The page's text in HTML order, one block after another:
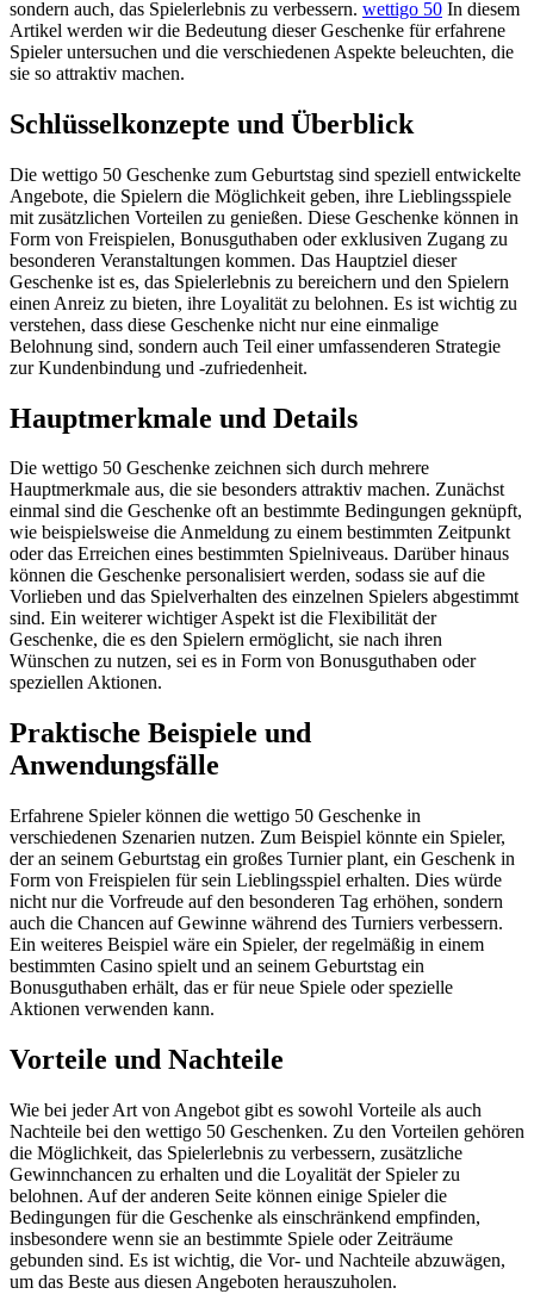
sondern auch, das Spielerlebnis zu verbessern. wettigo 50 In diesem
Artikel werden wir die Bedeutung dieser Geschenke für erfahrene
Spieler untersuchen und die verschiedenen Aspekte beleuchten, die
sie so attraktiv machen.
Schlüsselkonzepte und Überblick
Die wettigo 50 Geschenke zum Geburtstag sind speziell entwickelte
Angebote, die Spielern die Möglichkeit geben, ihre Lieblingsspiele
mit zusätzlichen Vorteilen zu genießen. Diese Geschenke können in
Form von Freispielen, Bonusguthaben oder exklusiven Zugang zu
besonderen Veranstaltungen kommen. Das Hauptziel dieser
Geschenke ist es, das Spielerlebnis zu bereichern und den Spielern
einen Anreiz zu bieten, ihre Loyalität zu belohnen. Es ist wichtig zu
verstehen, dass diese Geschenke nicht nur eine einmalige
Belohnung sind, sondern auch Teil einer umfassenderen Strategie
zur Kundenbindung und -zufriedenheit.
Hauptmerkmale und Details
Die wettigo 50 Geschenke zeichnen sich durch mehrere
Hauptmerkmale aus, die sie besonders attraktiv machen. Zunächst
einmal sind die Geschenke oft an bestimmte Bedingungen geknüpft,
wie beispielsweise die Anmeldung zu einem bestimmten Zeitpunkt
oder das Erreichen eines bestimmten Spielniveaus. Darüber hinaus
können die Geschenke personalisiert werden, sodass sie auf die
Vorlieben und das Spielverhalten des einzelnen Spielers abgestimmt
sind. Ein weiterer wichtiger Aspekt ist die Flexibilität der
Geschenke, die es den Spielern ermöglicht, sie nach ihren
Wünschen zu nutzen, sei es in Form von Bonusguthaben oder
speziellen Aktionen.
Praktische Beispiele und
Anwendungsfälle
Erfahrene Spieler können die wettigo 50 Geschenke in
verschiedenen Szenarien nutzen. Zum Beispiel könnte ein Spieler,
der an seinem Geburtstag ein großes Turnier plant, ein Geschenk in
Form von Freispielen für sein Lieblingsspiel erhalten. Dies würde
nicht nur die Vorfreude auf den besonderen Tag erhöhen, sondern
auch die Chancen auf Gewinne während des Turniers verbessern.
Ein weiteres Beispiel wäre ein Spieler, der regelmäßig in einem
bestimmten Casino spielt und an seinem Geburtstag ein
Bonusguthaben erhält, das er für neue Spiele oder spezielle
Aktionen verwenden kann.
Vorteile und Nachteile
Wie bei jeder Art von Angebot gibt es sowohl Vorteile als auch
Nachteile bei den wettigo 50 Geschenken. Zu den Vorteilen gehören
die Möglichkeit, das Spielerlebnis zu verbessern, zusätzliche
Gewinnchancen zu erhalten und die Loyalität der Spieler zu
belohnen. Auf der anderen Seite können einige Spieler die
Bedingungen für die Geschenke als einschränkend empfinden,
insbesondere wenn sie an bestimmte Spiele oder Zeiträume
gebunden sind. Es ist wichtig, die Vor- und Nachteile abzuwägen,
um das Beste aus diesen Angeboten herauszuholen.